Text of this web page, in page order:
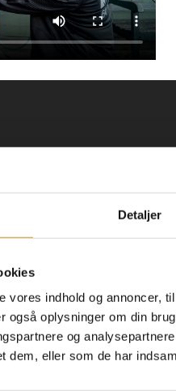
Detaljer
vores indhold og annoncer,
også oplysninger om din
og
dem, eller som de har
er en kunstform, der
foretrukne valg, når det
99 67